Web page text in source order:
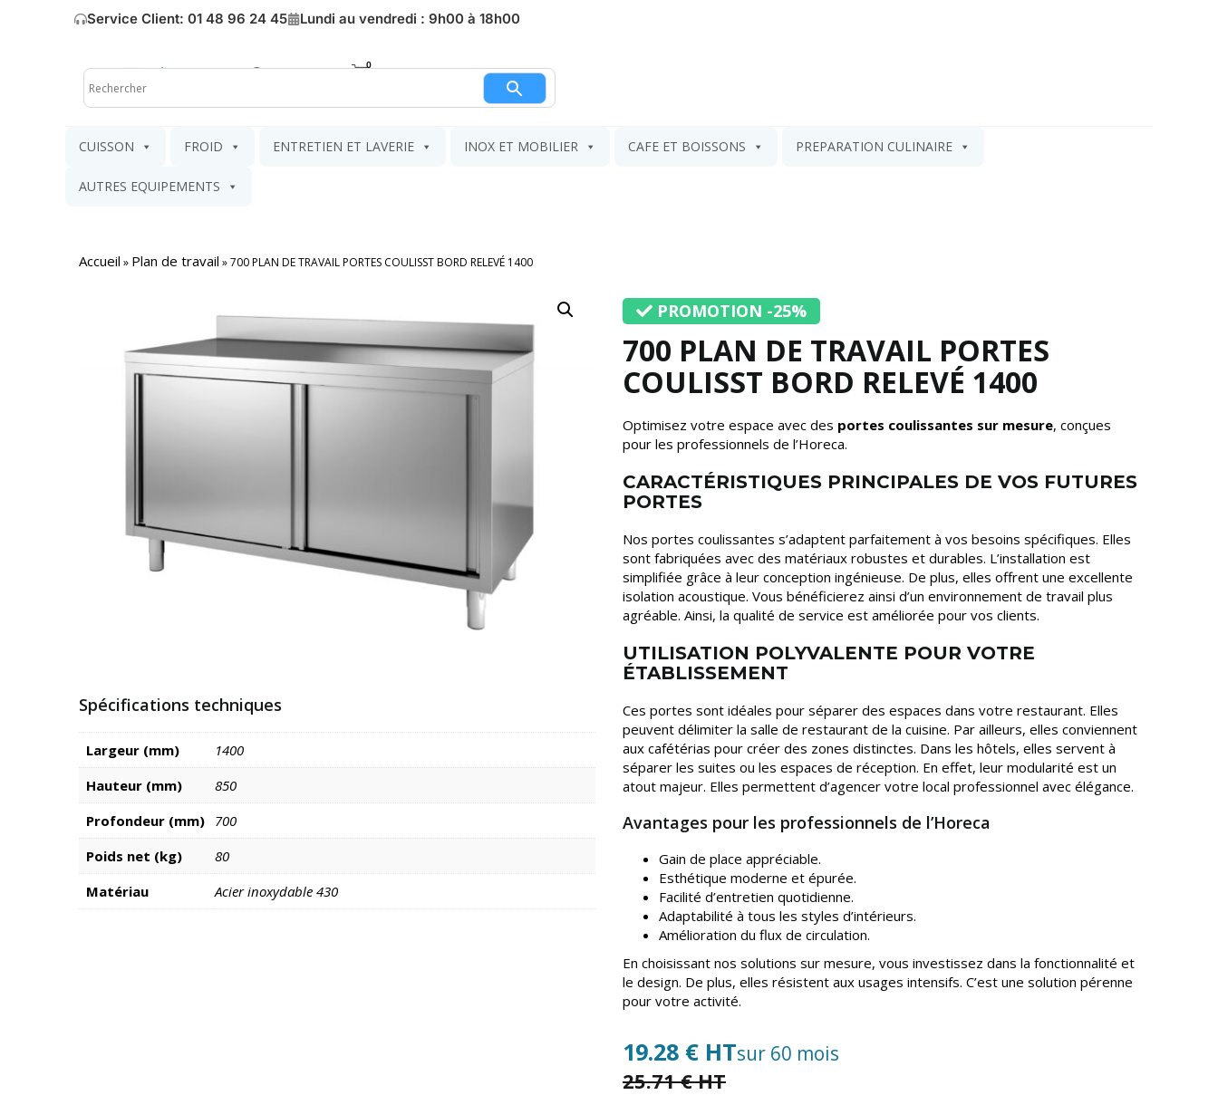
Service Client: 01 48 96 24 45 Lundi au vendredi : 9h00 à 18h00
Mon compte Mon panier
CUISSON FROID ENTRETIEN ET LAVERIE INOX ET MOBILIER CAFE ET BOISSONS PREPARATION CULINAIRE
AUTRES EQUIPEMENTS
Accueil » Plan de travail »700 PLAN DE TRAVAIL PORTES COULISST BORD RELEVÉ 1400
Spécifications techniques
Largeur (mm)
1400
Hauteur (mm)
850
Profondeur (mm) 700
Poids net (kg)
80
Matériau
Acier inoxydable 430
700 PLAN DE TRAVAIL PORTES
COULISST BORD RELEVÉ 1400
Optimisez votre espace avec des portes coulissantes sur mesure, conçues
pour les professionnels de l’Horeca.
CARACTÉRISTIQUES PRINCIPALES DE VOS FUTURES
PORTES
Nos portes coulissantes s’adaptent parfaitement à vos besoins spécifiques. Elles
sont fabriquées avec des matériaux robustes et durables. L’installation est
simplifiée grâce à leur conception ingénieuse. De plus, elles offrent une excellente
isolation acoustique. Vous bénéficierez ainsi d’un environnement de travail plus
agréable. Ainsi, la qualité de service est améliorée pour vos clients.
UTILISATION POLYVALENTE POUR VOTRE
ÉTABLISSEMENT
Ces portes sont idéales pour séparer des espaces dans votre restaurant. Elles
peuvent délimiter la salle de restaurant de la cuisine. Par ailleurs, elles conviennent
aux cafétérias pour créer des zones distinctes. Dans les hôtels, elles servent à
séparer les suites ou les espaces de réception. En effet, leur modularité est un
atout majeur. Elles permettent d’agencer votre local professionnel avec élégance.
Avantages pour les professionnels de l’Horeca
Gain de place appréciable.
Esthétique moderne et épurée.
Facilité d’entretien quotidienne.
Adaptabilité à tous les styles d’intérieurs.
Amélioration du flux de circulation.
En choisissant nos solutions sur mesure, vous investissez dans la fonctionnalité et
le design. De plus, elles résistent aux usages intensifs. C’est une solution pérenne
pour votre activité.
19.28 € HTsur 60 mois
25.71 € HT
PROMOTION -25%